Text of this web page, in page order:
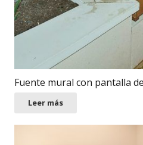
Fuente mural con pantalla
Leer más